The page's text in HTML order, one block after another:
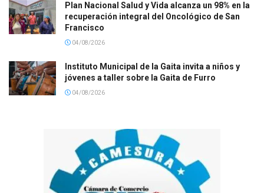
Plan Nacional Salud y Vida alcanza un 98% en la
recuperación integral del Oncológico de San
Francisco
04/08/2026
Instituto Municipal de la Gaita invita a niños y
jóvenes a taller sobre la Gaita de Furro
04/08/2026